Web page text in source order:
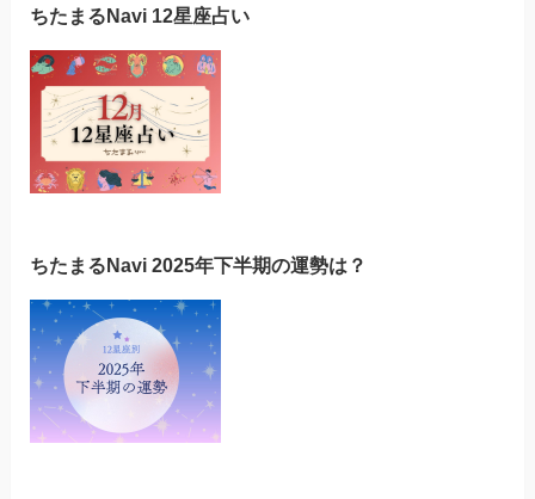
ちたまるNavi 12星座占い
ちたまるNavi 2025年下半期の運勢は？